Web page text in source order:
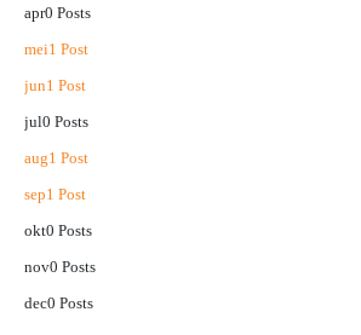
apr0 Posts
mei1 Post
jun1 Post
jul0 Posts
aug1 Post
sep1 Post
okt0 Posts
nov0 Posts
dec0 Posts